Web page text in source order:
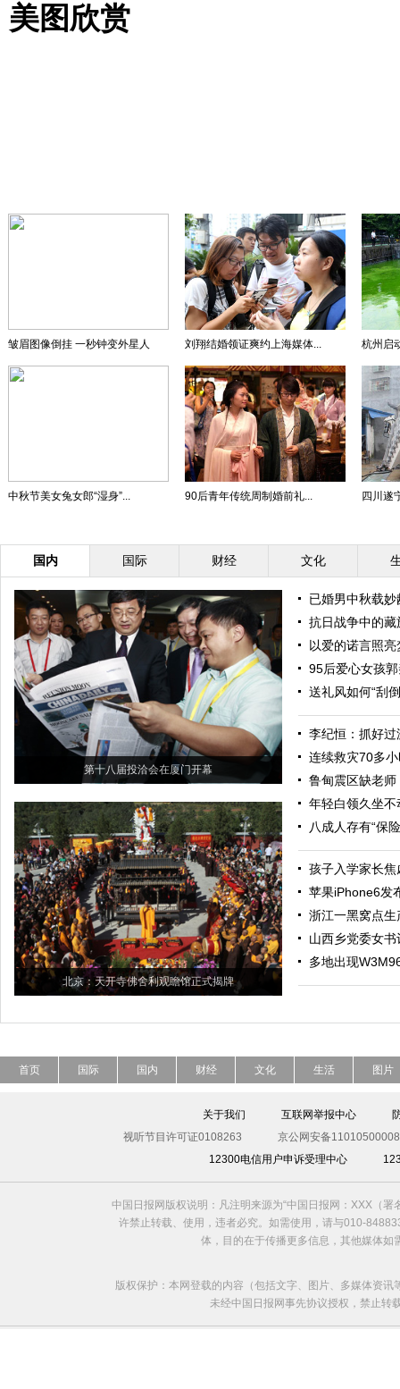
美图欣赏
皱眉图像倒挂 一秒钟变外星人 刘翔结婚领证爽约上海媒体... 杭州启
中秋节美女兔女郎“湿身”... 90后青年传统周制婚前礼... 四川遂
国内 国际 财经 文化
第十八届投洽会在厦门开幕
北京：天开寺佛舍利观瞻馆正式揭牌
已婚男中秋载
抗日战争中的
以爱的诺言照
95后爱心女孩
送礼风如何“刮
李纪恒：抓好
连续救灾70多
鲁甸震区缺老
年轻白领久坐
八成人存有“保
孩子入学家长
苹果iPhone6发
浙江一黑窝点
山西乡党委女
多地出现
首页 国际 国内 财经 文化 生活 图片
关于我们 互联网举报中心
视听节目许可证0108263
京公网安备
12300电信用户申诉受理中心
中国日报网版权说明：凡注明来源为“中国日报网：XXX（
许禁止转载、使用，违者必究。如需使用，请与010-
体，目的在于传播更多信息，其他媒体
版权保护：本网登载的内容（包括文字、图片、多媒体资
未经中国日报网事先协议授权，禁止转